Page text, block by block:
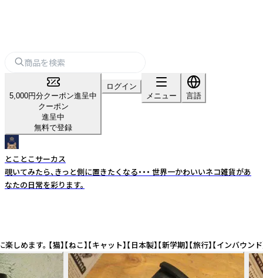
5,000円分クーポン進呈中
クーポン
進呈中
無料で登録
ログイン
メニュー
言語
とことこサーカス
覗いてみたら、きっと側に置きたくなる・・・ 世界一かわいいネコ雑貨があ
なたの日常を彩ります。
ます。 【猫】【ねこ】【キャット】【日本製】【新学期】【旅行】【